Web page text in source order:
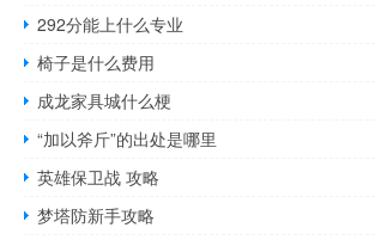
292分能上什么专业
椅子是什么费用
成龙家具城什么梗
“加以斧斤”的出处是哪里
英雄保卫战 攻略
梦塔防新手攻略